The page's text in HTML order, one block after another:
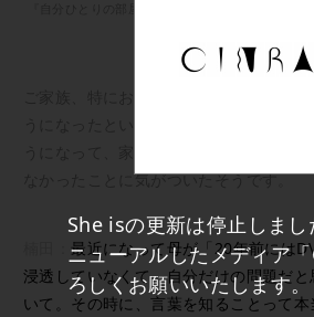
She isの更新は停止しまし
ニューアルしたメディア
ろしくお願いいたします。
なかったことに気がついたそうです。
楠田：最近になって母が「20年前には
浸透していなくて、自分だけの問題だ
いて。その時に、言葉を知ることって